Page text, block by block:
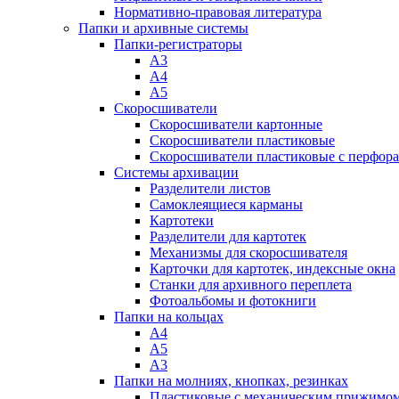
Нормативно-правовая литература
Папки и архивные системы
Папки-регистраторы
А3
А4
А5
Скоросшиватели
Скоросшиватели картонные
Скоросшиватели пластиковые
Скоросшиватели пластиковые с
Системы архивации
Разделители листов
Самоклеящиеся карманы
Картотеки
Разделители для картотек
Механизмы для скоросшивателя
Карточки для картотек, индексные окна
Станки для архивного переплета
Фотоальбомы и фотокниги
Папки на кольцах
А4
А5
А3
Папки на молниях, кнопках, резинках